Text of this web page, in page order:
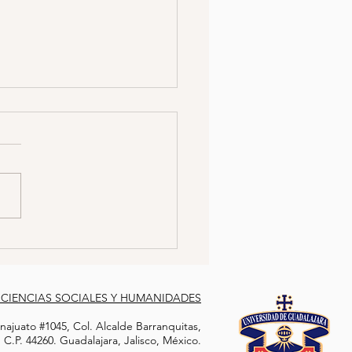
SE HACE PASAR
ATRAPAR A
el objetivo de...
SOCIALES Y HUMANIDADES
#1045, Col. Alcalde Barranquitas,
C.P. 44260. Guadalajara, Jalisco, México.